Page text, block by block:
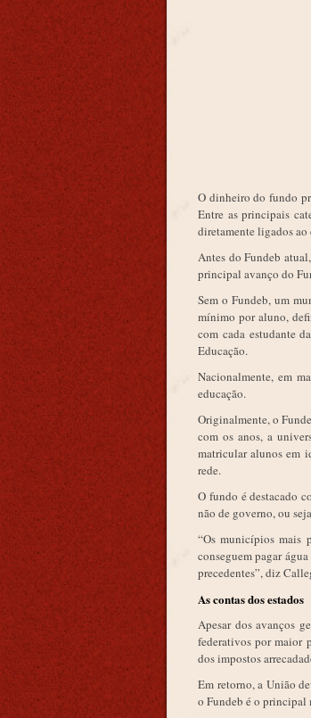
O dinheiro do fundo
Entre as principais
diretamente ligados ao
Antes do Fundeb
principal avanço do
Sem o Fundeb, um
mínimo por aluno,
com cada estudante
Educação.
Nacionalmente, em
educação.
Originalmente, o
com os anos, a
matricular alunos em
rede.
O fundo é destacado
não de governo, ou
“Os municípios mais
conseguem pagar
precedentes”, diz
As contas dos estados
Apesar dos avanços
federativos por maior
dos impostos
Em retorno, a União
o Fundeb é o principal